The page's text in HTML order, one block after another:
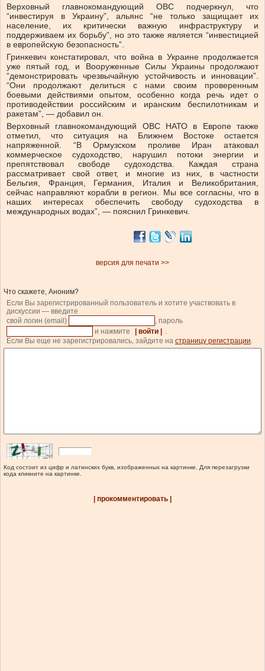
Верховный главнокомандующий ОВС подчеркнул, что
“инвестируя в Украину”, альянс “не только защищает их
население, их критически важную инфраструктуру и
поддерживаем их борьбу”, но это также является “инвестицией
в европейскую безопасность”.
Гринкевич констатировал, что война в Украине продолжается
уже пятый год, и Вооруженные Силы Украины продолжают
“демонстрировать чрезвычайную устойчивость и инновации”.
“Они продолжают делиться с нами своим проверенным
боевыми действиями опытом, особенно когда речь идет о
противодействии российским и иранским беспилотникам и
ракетам”, — добавил он.
Верховный главнокомандующий ОВС НАТО в Европе также
отметил, что ситуация на Ближнем Востоке остается
напряженной. “В Ормузском проливе Иран атаковал
коммерческое судоходство, нарушил потоки энергии и
препятствовал свободе судоходства. Каждая страна
рассматривает свой ответ, и многие из них, в частности
Бельгия, Франция, Германия, Италия и Великобритания,
сейчас направляют корабли в регион. Мы все согласны, что в
наших интересах обеспечить свободу судоходства в
международных водах”, — пояснил Гринкевич.
версия для печати >>
Что скажете, Аноним?
Если Вы зарегистрированный пользователь и хотите участвовать в
дискуссии — введите
свой логин (email)
, пароль
и нажмите
| войти |
.
Если Вы еще не зарегистрировались, зайдите на страницу регистрации.
Код состоит из цифр и латинских букв, изображенных на картинке. Для перезагрузки
кода кликните на картинке.
| прокомментировать |